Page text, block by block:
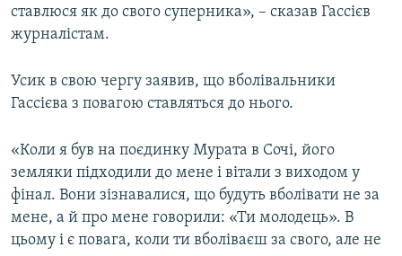
ставлюся як до свого суперника», – сказав Гассієв
журналістам.
Усик в свою чергу заявив, що вболівальники
Гассієва з повагою ставляться до нього.
«Коли я був на поєдинку Мурата в Сочі, його
земляки підходили до мене і вітали з виходом у
фінал. Вони зізнавалися, що будуть вболівати не за
мене, а й про мене говорили: «Ти молодець». В
цьому і є повага, коли ти вболіваєш за свого, але не